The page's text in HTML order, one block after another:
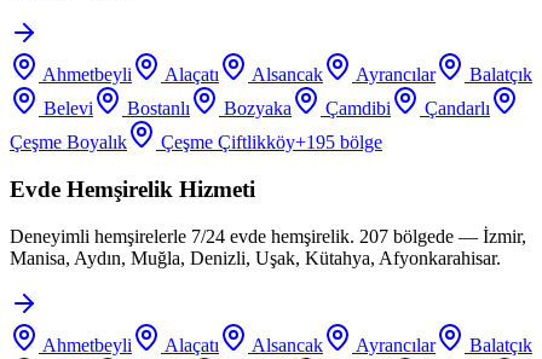
Ahmetbeyli Alaçatı Alsancak Ayrancılar
Balatçık
Belevi
Bostanlı Bozyaka Çamdibi
Çandarlı
Çeşme Boyalık
Çeşme Çiftlikköy+195 bölge
Evde Hemşirelik Hizmeti
Deneyimli hemşirelerle 7/24 evde hemşirelik. 207 bölgede — İzmir,
Manisa, Aydın, Muğla, Denizli, Uşak, Kütahya, Afyonkarahisar.
Ahmetbeyli Alaçatı Alsancak Ayrancılar Balatçık